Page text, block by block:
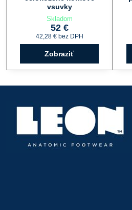
vsuvky
Skladom
52 €
42,28 € bez DPH
Zobraziť